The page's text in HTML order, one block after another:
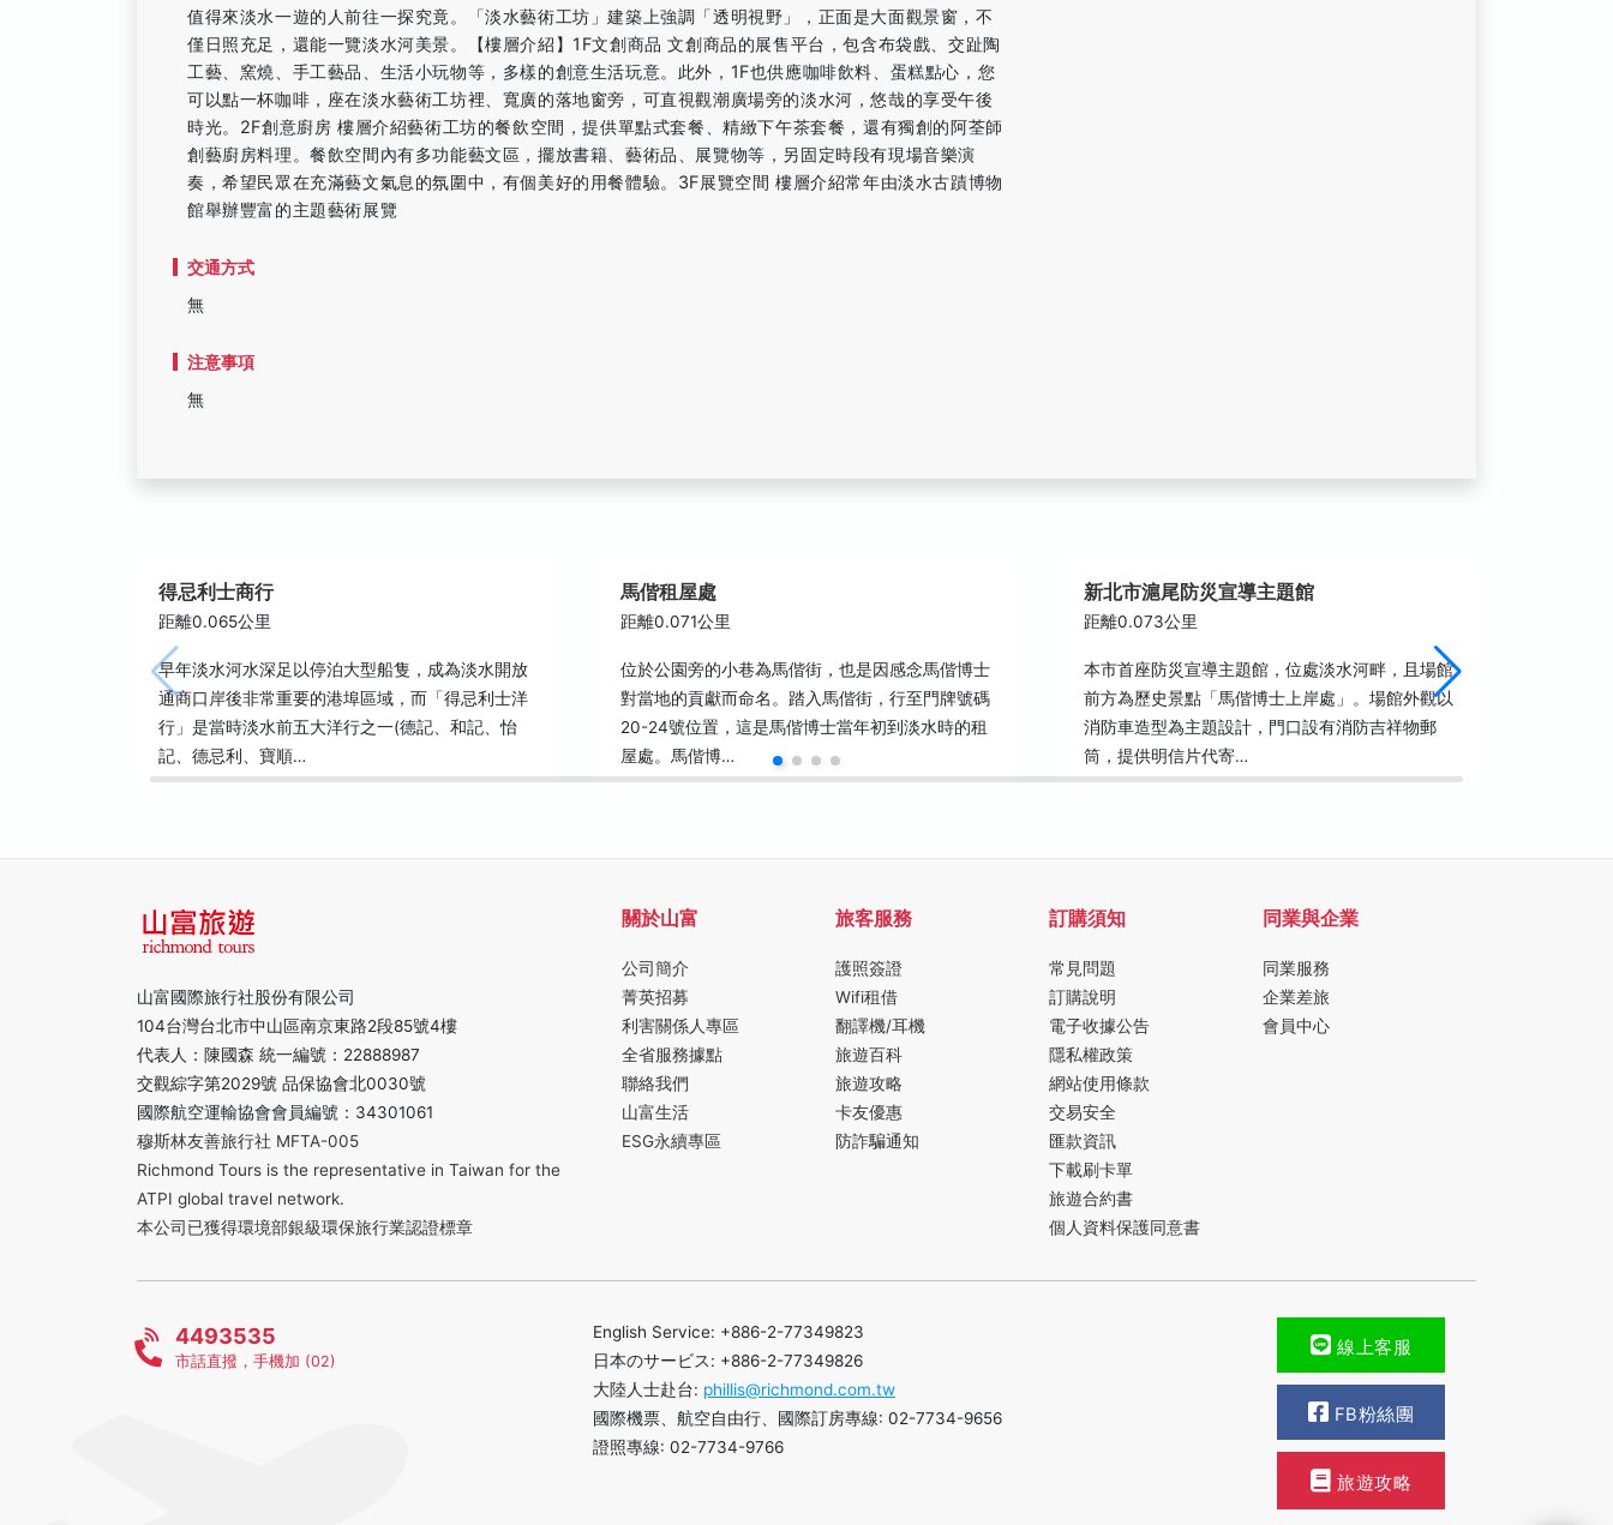
值得來淡水一遊的人前往一探究竟。「淡水藝術工坊」建築上強調「透明視野」，正面是大面觀景窗，不
僅日照充足，還能一覽淡水河美景。【樓層介紹】1F文創商品 文創商品的展售平台，包含布袋戲、交趾陶
工藝、窯燒、手工藝品、生活小玩物等，多樣的創意生活玩意。此外，1F也供應咖啡飲料、蛋糕點心，您
可以點一杯咖啡，座在淡水藝術工坊裡、寬廣的落地窗旁，可直視觀潮廣場旁的淡水河，悠哉的享受午後
時光。2F創意廚房 樓層介紹藝術工坊的餐飲空間，提供單點式套餐、精緻下午茶套餐，還有獨創的阿荃師
創藝廚房料理。餐飲空間內有多功能藝文區，擺放書籍、藝術品、展覽物等，另固定時段有現場音樂演
奏，希望民眾在充滿藝文氣息的氛圍中，有個美好的用餐體驗。3F展覽空間 樓層介紹常年由淡水古蹟博物
館舉辦豐富的主題藝術展覽
交通方式
無
注意事項
無
得忌利士商行
距離0.065公里
早年淡水河水深足以停泊大型船隻，成為淡水開放
通商口岸後非常重要的港埠區域，而「得忌利士洋
行」是當時淡水前五大洋行之一(德記、和記、怡
記、德忌利、寶順…
馬偕租屋處
距離0.071公里
位於公園旁的小巷為馬偕街，也是因感念馬偕博士
對當地的貢獻而命名。踏入馬偕街，行至門牌號碼
20-24號位置，這是馬偕博士當年初到淡水時的租
屋處。馬偕博…
新北市滬尾防災宣導主題館
距離0.073公里
本市首座防災宣導主題館，位處淡水河畔，且場館
前方為歷史景點「馬偕博士上岸處」。場館外觀以
消防車造型為主題設計，門口設有消防吉祥物郵
筒，提供明信片代寄…
山富國際旅行社股份有限公司
104台灣台北市中山區南京東路2段85號4樓
代表人：陳國森 統一編號：22888987
交觀綜字第2029號 品保協會北0030號
國際航空運輸協會會員編號：34301061
穆斯林友善旅行社 MFTA-005
Richmond Tours is the representative in Taiwan for the
ATPI global travel network.
本公司已獲得環境部銀級環保旅行業認證標章
關於山富
公司簡介
菁英招募
利害關係人專區
全省服務據點
聯絡我們
山富生活
ESG永續專區
旅客服務
護照簽證
Wifi租借
翻譯機/耳機
旅遊百科
旅遊攻略
卡友優惠
防詐騙通知
訂購須知
常見問題
訂購說明
電子收據公告
隱私權政策
網站使用條款
交易安全
匯款資訊
下載刷卡單
旅遊合約書
個人資料保護同意書
同業與企業
同業服務
企業差旅
會員中心
4493535
市話直撥，手機加 (02)
English Service: +886-2-77349823
日本のサービス: +886-2-77349826
大陸人士赴台: phillis@richmond.com.tw
國際機票、航空自由行、國際訂房專線: 02-7734-9656
證照專線: 02-7734-9766
線上客服
FB粉絲團
旅遊攻略